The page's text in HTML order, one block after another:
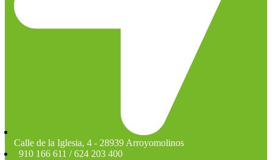
Calle de la Iglesia, 4 - 28939 Arroyomolinos
910 166 611 / 624 203 400